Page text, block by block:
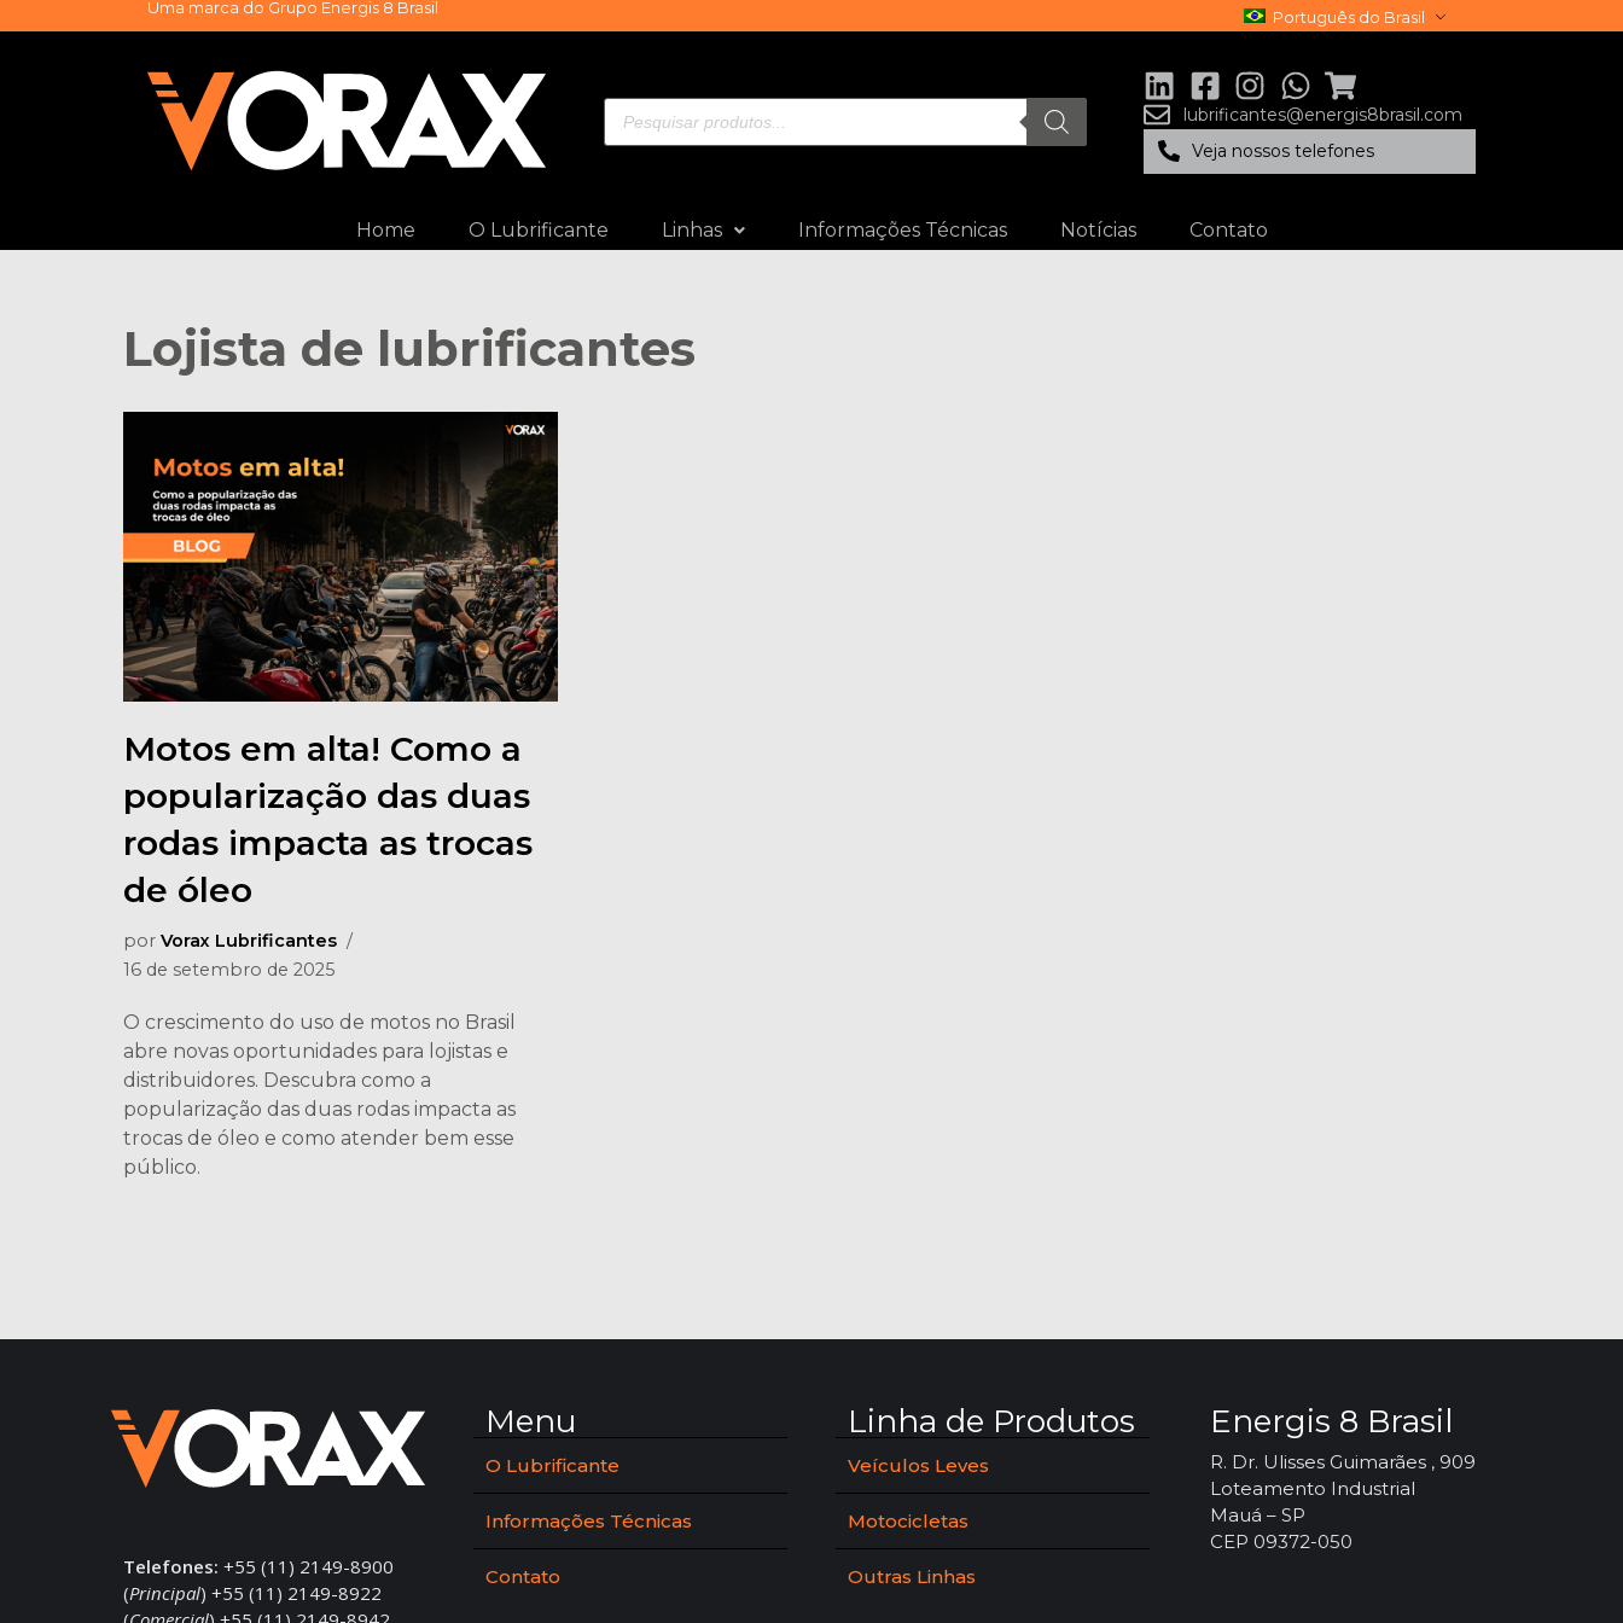
Uma marca do Grupo Energis 8 Brasil Português do Brasil
lubrificantes@energis8brasil.com
Veja nossos telefones
Home O Lubrificante Linhas Informações Técnicas Notícias Contato
Lojista de lubrificantes
Motos em alta! Como a
popularização das duas
rodas impacta as trocas
de óleo
por Vorax Lubrificantes
16 de setembro de 2025
O crescimento do uso de motos no Brasil
abre novas oportunidades para lojistas e
distribuidores. Descubra como a
popularização das duas rodas impacta as
trocas de óleo e como atender bem esse
público.
Telefones: +55 (11) 2149-8900
(Principal) +55 (11) 2149-8922
Menu
O Lubrificante
Informações Técnicas
Contato
Linha de Produtos
Veículos Leves
Motocicletas
Outras Linhas
Energis 8 Brasil
R. Dr. Ulisses Guimarães , 909
Loteamento Industrial
Mauá – SP
CEP 09372-050